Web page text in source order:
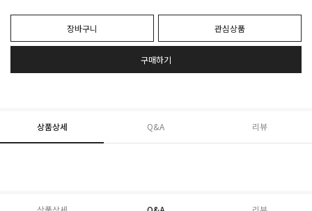
장바구니 관심상품
구매하기
상품상세 Q&A 리뷰